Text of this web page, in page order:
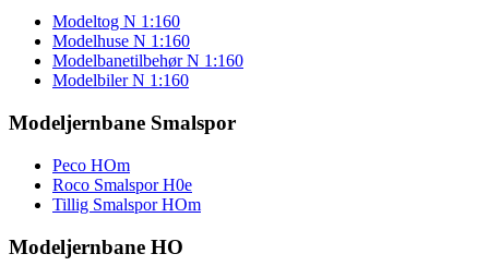
Modeltog N 1:160
Modelhuse N 1:160
Modelbanetilbehør N 1:160
Modelbiler N 1:160
Modeljernbane Smalspor
Peco HOm
Roco Smalspor H0e
Tillig Smalspor HOm
Modeljernbane HO